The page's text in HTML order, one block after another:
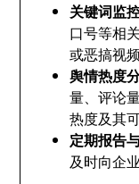
关键词监
口号等相
或恶搞视频
舆情热度
量、评论
热度及其
定期报告
及时向企